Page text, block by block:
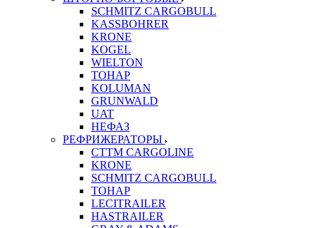
SCHMITZ CARGOBULL
KASSBOHRER
KRONE
KOGEL
WIELTON
ТОНАР
KOLUMAN
GRUNWALD
UAT
НЕФАЗ
РЕФРИЖЕРАТОРЫ
CTTM CARGOLINE
KRONE
SCHMITZ CARGOBULL
ТОНАР
LECITRAILER
HASTRAILER